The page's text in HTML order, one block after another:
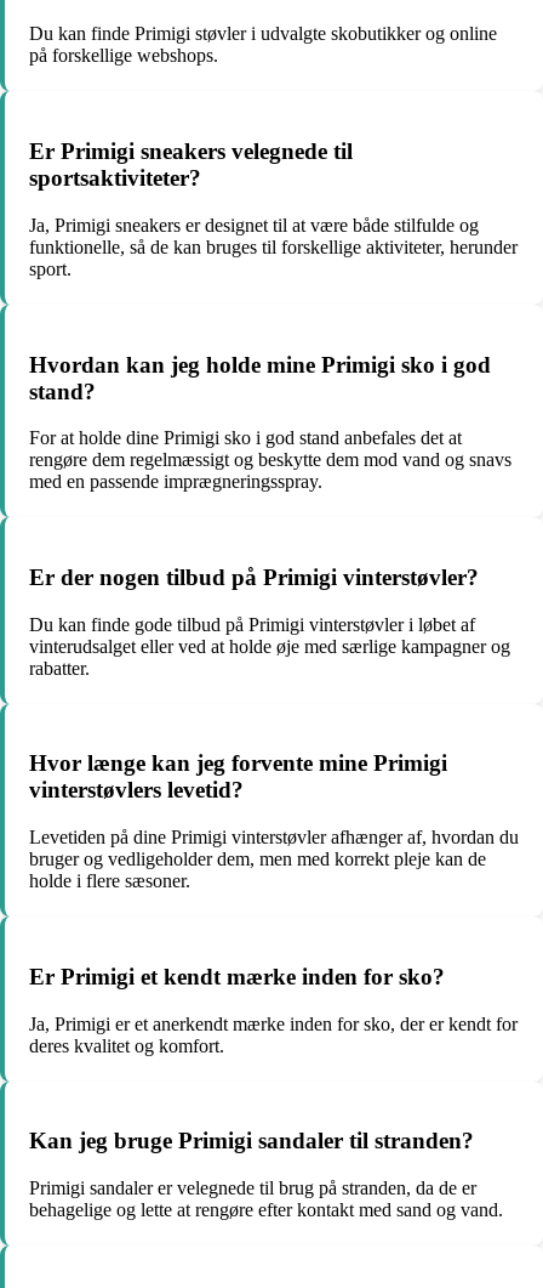
Du kan finde Primigi støvler i udvalgte skobutikker og online
på forskellige webshops.
Er Primigi sneakers velegnede til
sportsaktiviteter?
Ja, Primigi sneakers er designet til at være både stilfulde og
funktionelle, så de kan bruges til forskellige aktiviteter, herunder
sport.
Hvordan kan jeg holde mine Primigi sko i god
stand?
For at holde dine Primigi sko i god stand anbefales det at
rengøre dem regelmæssigt og beskytte dem mod vand og snavs
med en passende imprægneringsspray.
Er der nogen tilbud på Primigi vinterstøvler?
Du kan finde gode tilbud på Primigi vinterstøvler i løbet af
vinterudsalget eller ved at holde øje med særlige kampagner og
rabatter.
Hvor længe kan jeg forvente mine Primigi
vinterstøvlers levetid?
Levetiden på dine Primigi vinterstøvler afhænger af, hvordan du
bruger og vedligeholder dem, men med korrekt pleje kan de
holde i flere sæsoner.
Er Primigi et kendt mærke inden for sko?
Ja, Primigi er et anerkendt mærke inden for sko, der er kendt for
deres kvalitet og komfort.
Kan jeg bruge Primigi sandaler til stranden?
Primigi sandaler er velegnede til brug på stranden, da de er
behagelige og lette at rengøre efter kontakt med sand og vand.